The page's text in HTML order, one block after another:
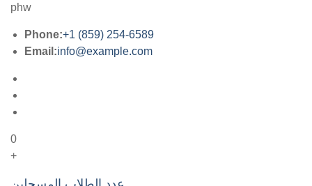
phw
Phone:+1 (859) 254-6589
Email:info@example.com
0
+